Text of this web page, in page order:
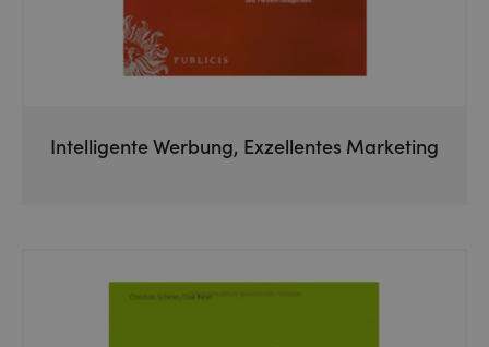
Intelligente Werbung, Exzellentes Marketing